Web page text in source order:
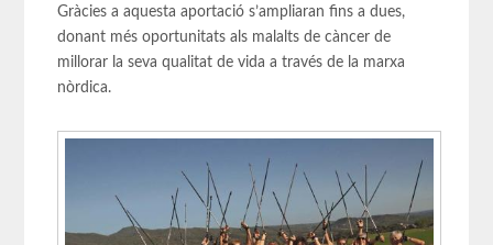
Gràcies a aquesta aportació s’ampliaran fins a dues,
donant més oportunitats als malalts de càncer de
millorar la seva qualitat de vida a través de la marxa
nòrdica.